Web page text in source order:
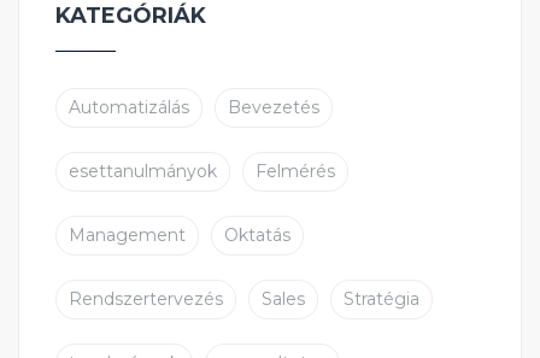
KATEGÓRIÁK
Automatizálás Bevezetés
esettanulmányok Felmérés
Management Oktatás
Rendszertervezés Sales Stratégia